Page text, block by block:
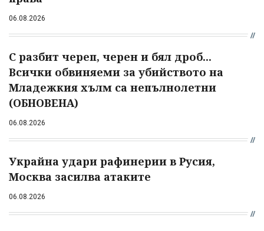
06.08.2026
С разбит череп, черен и бял дроб...
Всички обвиняеми за убийството на
Младежкия хълм са непълнолетни
(ОБНОВЕНА)
06.08.2026
Украйна удари рафинерии в Русия,
Москва засилва атаките
06.08.2026